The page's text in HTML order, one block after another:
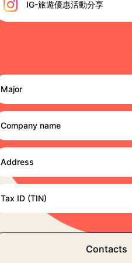
IG-旅遊優惠活動分享
Major
Company name
Address
Tax ID (TIN)
Contacts